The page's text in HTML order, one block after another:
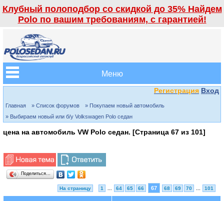
Клубный полоподбор со скидкой до 35% Найдем
Polo по вашим требованиям, с гарантией!
Меню
Регистрация Вход
Главная » Список форумов
» Покупаем новый автомобиль
» Выбираем новый или б/у Volkswagen Polo седан
цена на автомобиль VW Polo седан. [Страница 67 из 101]
Поделиться…
На страницу 1 64 65 66 67 68 69 70 101